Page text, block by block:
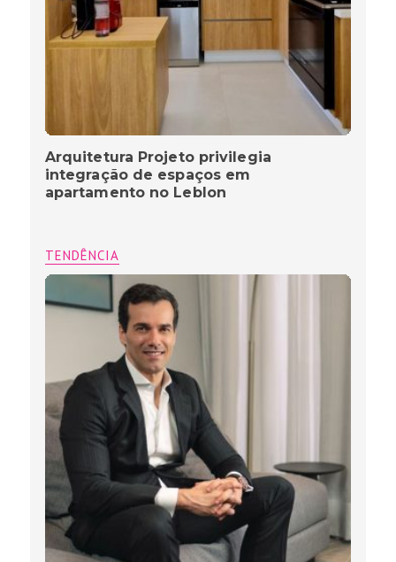
Arquitetura Projeto privilegia
integração de espaços em
apartamento no Leblon
TENDÊNCIA